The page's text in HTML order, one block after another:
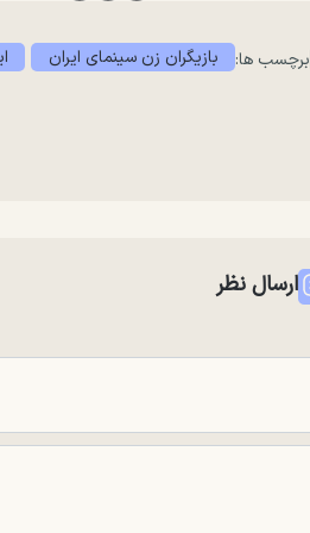
برچسب ها: بازیگران زن سینمای ایران
ارسال نظر